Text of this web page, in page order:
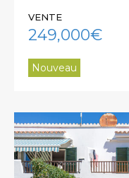
VENTE
249,000€
Nouveau